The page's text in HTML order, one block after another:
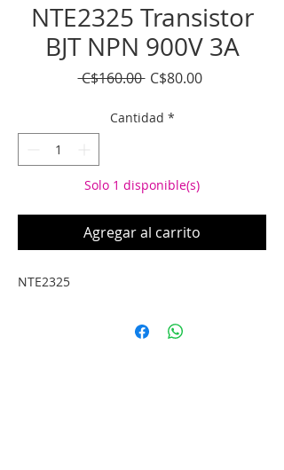
NTE2325 Transistor
BJT NPN 900V 3A
C$160.00 Precio
C$80.00Precio
Cantidad *
Solo 1 disponible(s)
Agregar al carrito
NTE2325